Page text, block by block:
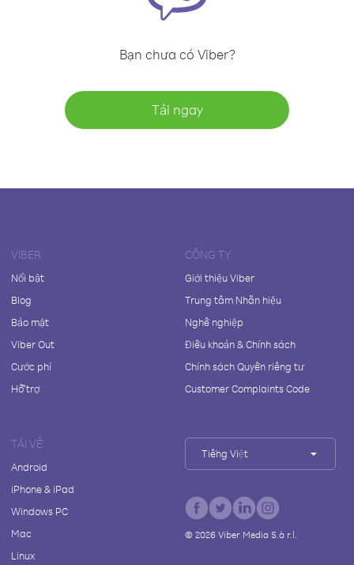
Bạn chưa có Viber?
Tải ngay
VIBER
Nổi bật
Blog
Bảo mật
Viber Out
Cước phí
Hỗ trợ
CÔNG TY
Giới thiệu Viber
Trung tâm Nhãn hiệu
Nghề nghiệp
Điều khoản & Chính sách
Chính sách Quyền riêng tư
Customer Complaints Code
TẢI VỀ
Android
iPhone & iPad
Windows PC
Mac
Linux
Tiếng Việt
© 2026Viber Media S.à r.l.